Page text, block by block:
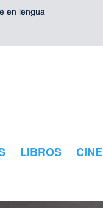
en lengua
LIBROS CINE